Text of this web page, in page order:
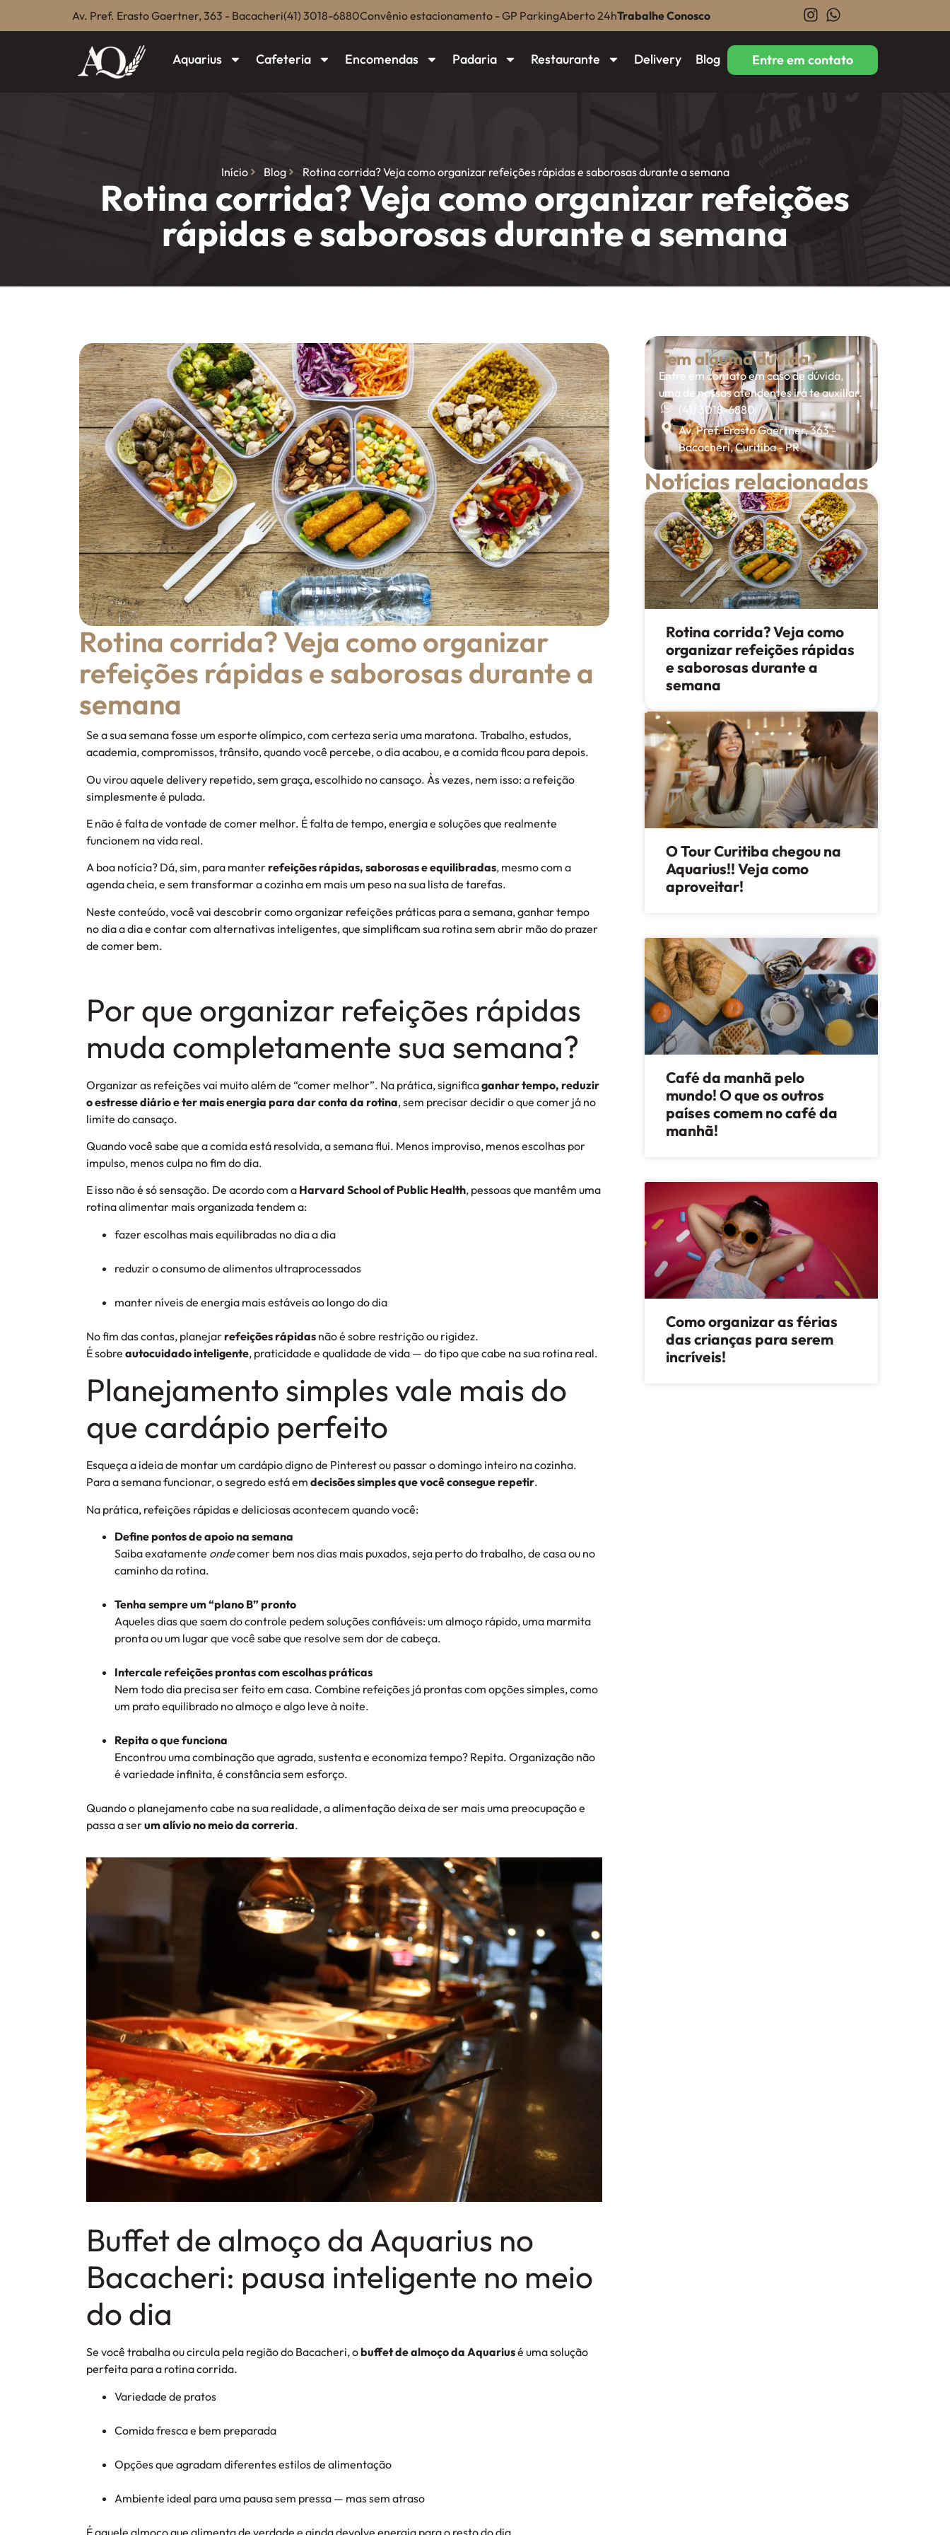
Av. Pref. Erasto Gaertner, 363 - Bacacheri(41) 3018-6880Convênio estacionamento - GP ParkingAberto 24hTrabalhe Conosco
Aquarius Cafeteria Encomendas Padaria Restaurante Delivery Blog Entre em contato
Início Blog Rotina corrida? Veja como organizar refeições rápidas e saborosas durante a semana
Rotina corrida? Veja como organizar refeições
rápidas e saborosas durante a semana
Rotina corrida? Veja como organizar
refeições rápidas e saborosas durante a
semana
Se a sua semana fosse um esporte olímpico, com certeza seria uma maratona. Trabalho, estudos,
academia, compromissos, trânsito, quando você percebe, o dia acabou, e a comida ficou para depois.
Ou virou aquele delivery repetido, sem graça, escolhido no cansaço. Às vezes, nem isso: a refeição
simplesmente é pulada.
E não é falta de vontade de comer melhor. É falta de tempo, energia e soluções que realmente
funcionem na vida real.
A boa notícia? Dá, sim, para manterrefeições rápidas, saborosas e equilibradas, mesmo com a
agenda cheia, e sem transformar a cozinha em mais um peso na sua lista de tarefas.
Neste conteúdo, você vai descobrir como organizar refeições práticas para a semana, ganhar tempo
no dia a dia e contar com alternativas inteligentes, que simplificam sua rotina sem abrir mão do prazer
de comer bem.
Por que organizar refeições rápidas
muda completamente sua semana?
Organizar as refeições vai muito além de “comer melhor”. Na prática, significaganhar tempo, reduzir
o estresse diário e ter mais energia para dar conta da rotina, sem precisar decidir o que comer já no
limite do cansaço.
Quando você sabe que a comida está resolvida, a semana flui. Menos improviso, menos escolhas por
impulso, menos culpa no fim do dia.
E isso não é só sensação. De acordo com a Harvard School of Public Health, pessoas que mantêm uma
rotina alimentar mais organizada tendem a:
fazer escolhas mais equilibradas no dia a dia
reduzir o consumo de alimentos ultraprocessados
manter níveis de energia mais estáveis ao longo do dia
No fim das contas, planejarrefeições rápidas não é sobre restrição ou rigidez.
É sobre autocuidado inteligente, praticidade e qualidade de vida — do tipo que cabe na sua rotina real.
Planejamento simples vale mais do
que cardápio perfeito
Esqueça a ideia de montar um cardápio digno de Pinterest ou passar o domingo inteiro na cozinha.
Para a semana funcionar, o segredo está em decisões simples que você consegue repetir.
Na prática, refeições rápidas e deliciosas acontecem quando você:
Define pontos de apoio na semana
Saiba exatamente ondecomer bem nos dias mais puxados, seja perto do trabalho, de casa ou no
caminho da rotina.
Tenha sempre um “plano B” pronto
Aqueles dias que saem do controle pedem soluções confiáveis: um almoço rápido, uma marmita
pronta ou um lugar que você sabe que resolve sem dor de cabeça.
Intercale refeições prontas com escolhas práticas
Nem todo dia precisa ser feito em casa. Combine refeições já prontas com opções simples, como
um prato equilibrado no almoço e algo leve à noite.
Repita o que funciona
Encontrou uma combinação que agrada, sustenta e economiza tempo? Repita. Organização não
é variedade infinita, é constância sem esforço.
Quando o planejamento cabe na sua realidade, a alimentação deixa de ser mais uma preocupação e
passa a serum alívio no meio da correria.
Buffet de almoço da Aquarius no
Bacacheri: pausa inteligente no meio
do dia
Se você trabalha ou circula pela região do Bacacheri, obuffet de almoço da Aquariusé uma solução
perfeita para a rotina corrida.
Variedade de pratos
Comida fresca e bem preparada
Opções que agradam diferentes estilos de alimentação
Ambiente ideal para uma pausa sem pressa — mas sem atraso
É aquele almoço que alimenta de verdade e ainda devolve energia para o resto do dia.
Tem alguma dúvida?
Entre em contato em caso de dúvida,
uma de nossas atendentes irá te auxiliar.
(41) 3018-6880
Av. Pref. Erasto Gaertner, 363 -
Bacacheri, Curitiba - PR
Notícias relacionadas
Rotina corrida? Veja como
organizar refeições rápidas
e saborosas durante a
semana
O Tour Curitiba chegou na
Aquarius!! Veja como
aproveitar!
Café da manhã pelo
mundo! O que os outros
países comem no café da
manhã!
Como organizar as férias
das crianças para serem
incríveis!